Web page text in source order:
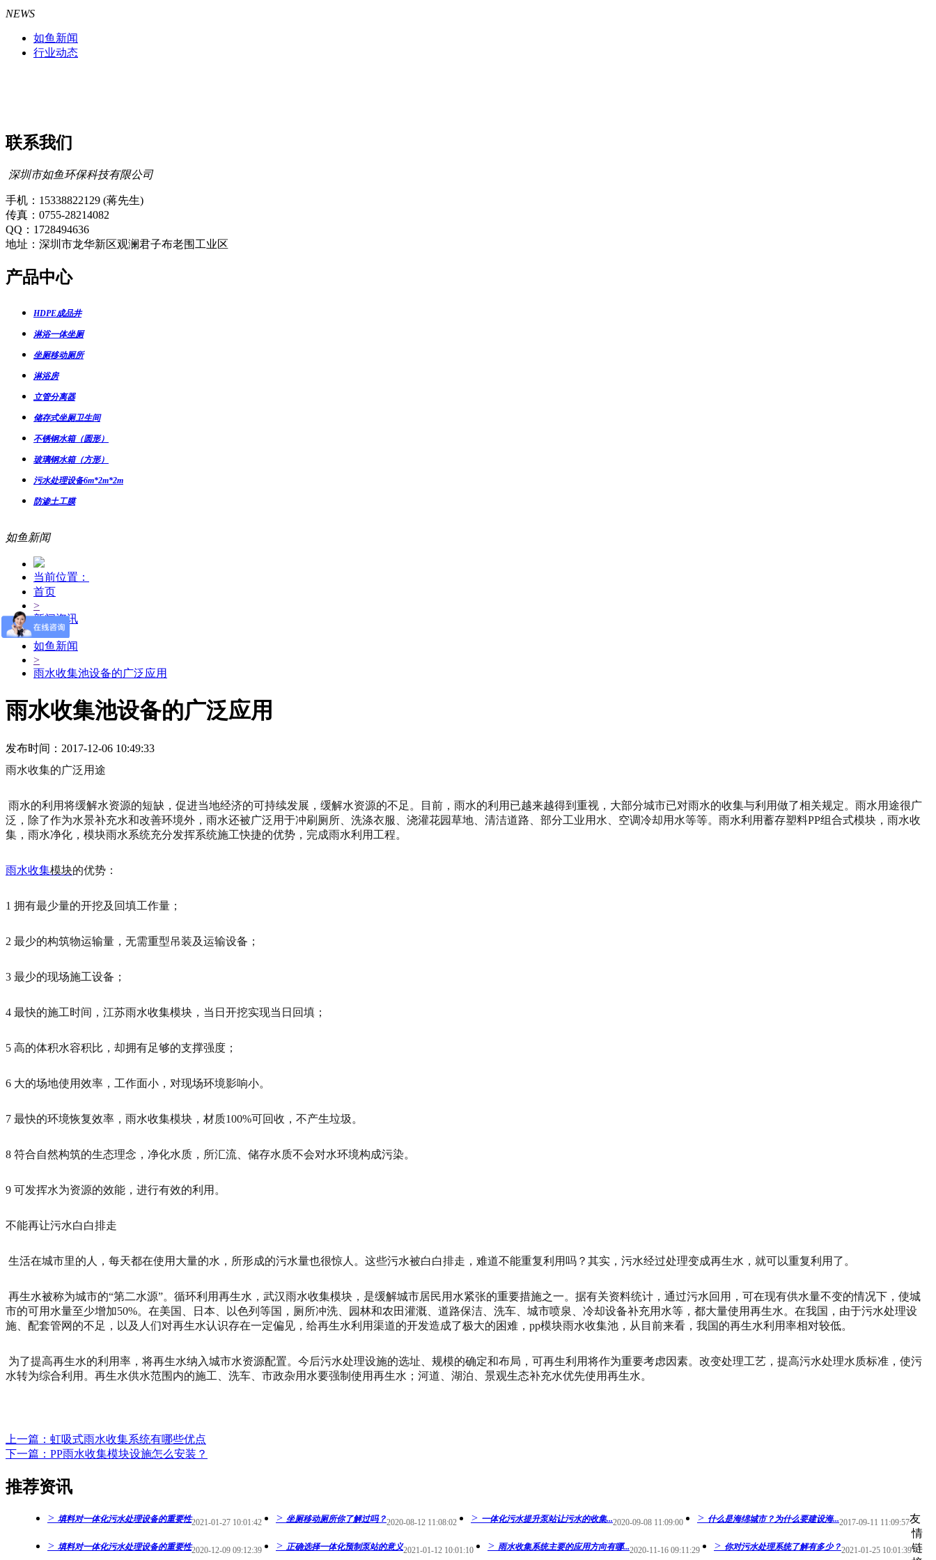
NEWS
如鱼新闻
行业动态
联系我们
深圳市如鱼环保科技有限公司
手机：15338822129 (蒋先生)
传真：0755-28214082
QQ：1728494636
地址：深圳市龙华新区观澜君子布老围工业区
产品中心
HDPE成品井
淋浴一体坐厕
坐厕移动厕所
淋浴房
立管分离器
储存式坐厕卫生间
不锈钢水箱（圆形）
玻璃钢水箱（方形）
污水处理设备6m*2m*2m
防渗土工膜
如鱼新闻
当前位置：
首页
>
新闻资讯
>
如鱼新闻
>
雨水收集池设备的广泛应用
雨水收集池设备的广泛应用
发布时间：2017-12-06 10:49:33
雨水收集的广泛用途
雨水的利用将缓解水资源的短缺，促进当地经济的可持续发展，缓解水资源的不足。目前，雨水的利用已越来越得到重视，大部分城市已对雨水的收集与利用做了相关规定。雨水用途很广
泛，除了作为水景补充水和改善环境外，雨水还被广泛用于冲刷厕所、洗涤衣服、浇灌花园草地、清洁道路、部分工业用水、空调冷却用水等等。雨水利用蓄存塑料PP组合式模块，雨水收
集，雨水净化，模块雨水系统充分发挥系统施工快捷的优势，完成雨水利用工程。
雨水收集模块的优势：
1 拥有最少量的开挖及回填工作量；
2 最少的构筑物运输量，无需重型吊装及运输设备；
3 最少的现场施工设备；
4 最快的施工时间，江苏雨水收集模块，当日开挖实现当日回填；
5 高的体积水容积比，却拥有足够的支撑强度；
6 大的场地使用效率，工作面小，对现场环境影响小。
7 最快的环境恢复效率，雨水收集模块，材质100%可回收，不产生垃圾。
8 符合自然构筑的生态理念，净化水质，所汇流、储存水质不会对水环境构成污染。
9 可发挥水为资源的效能，进行有效的利用。
不能再让污水白白排走
生活在城市里的人，每天都在使用大量的水，所形成的污水量也很惊人。这些污水被白白排走，难道不能重复利用吗？其实，污水经过处理变成再生水，就可以重复利用了。
再生水被称为城市的“第二水源”。循环利用再生水，武汉雨水收集模块，是缓解城市居民用水紧张的重要措施之一。据有关资料统计，通过污水回用，可在现有供水量不变的情况下，使城
市的可用水量至少增加50%。在美国、日本、以色列等国，厕所冲洗、园林和农田灌溉、道路保洁、洗车、城市喷泉、冷却设备补充用水等，都大量使用再生水。在我国，由于污水处理设
施、配套管网的不足，以及人们对再生水认识存在一定偏见，给再生水利用渠道的开发造成了极大的困难，pp模块雨水收集池，从目前来看，我国的再生水利用率相对较低。
为了提高再生水的利用率，将再生水纳入城市水资源配置。今后污水处理设施的选址、规模的确定和布局，可再生利用将作为重要考虑因素。改变处理工艺，提高污水处理水质标准，使污
水转为综合利用。再生水供水范围内的施工、洗车、市政杂用水要强制使用再生水；河道、湖泊、景观生态补充水优先使用再生水。
上一篇：虹吸式雨水收集系统有哪些优点
下一篇：PP雨水收集模块设施怎么安装？
推荐资讯
> 填料对一体化污水处理设备的重要性2021-01-27 10:01:42 > 坐厕移动厕所你了解过吗？2020-08-12 11:08:02 > 一体化污水提升泵站让污水的收集...2020-09-08 11:09:00 > 什么是海绵城市？为什么要建设海...2017-09-11 11:09:57
> 填料对一体化污水处理设备的重要性2020-12-09 09:12:39 > 正确选择一体化预制泵站的意义2021-01-12 10:01:10 > 雨水收集系统主要的应用方向有哪...2020-11-16 09:11:29 > 你对污水处理系统了解有多少？2021-01-25 10:01:39
友
情
链